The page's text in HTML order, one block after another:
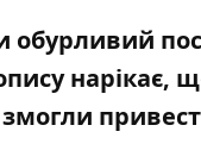
нарікає,